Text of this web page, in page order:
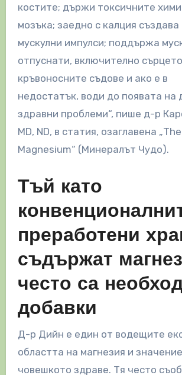
костите; държи токсичните
мозъка; заедно с калция
мускулни импулси; поддържа
отпуснати, включително
кръвоносните съдове и ако е в
недостатък, води до появата на
здравни проблеми“, пише д-р
MD, ND, в статия, озаглавена
Magnesium“ (Минералът Чудо).
Тъй като
преработени
съдържат
често са
добавки
Д-р Дийн е един от водещите
областта на магнезия и
човешкото здраве. Тя често